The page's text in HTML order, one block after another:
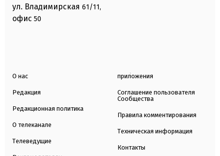
ул. Владимирская 61/11,
офис 50
О нас
Редакция
Редакционная политика
О телеканале
Телеведущие
приложения
Соглашение пользователя
Сообщества
Правила комментирования
Техническая информация
Контакты